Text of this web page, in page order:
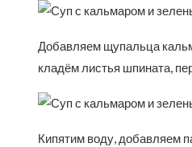
Добавляем щупальца
кладём листья шпината,
Кипятим воду, добавляем